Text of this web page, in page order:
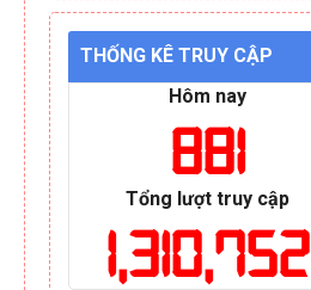
THỐNG KÊ TRUY CẬP
Hôm nay
881
Tổng lượt truy cập
1,310,752